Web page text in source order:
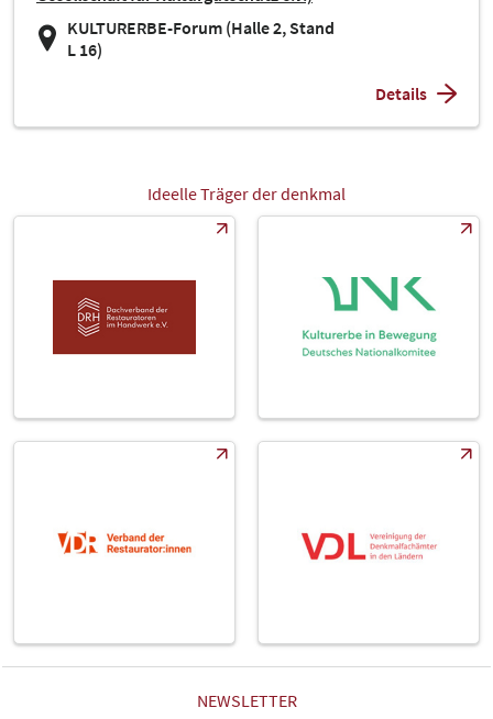
KULTURERBE-Forum (Halle 2, Stand
L 16)
Details
Ideelle Träger der denkmal
NEWSLETTER